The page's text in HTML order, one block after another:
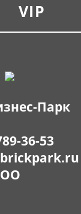
VIP
Парк
36-53